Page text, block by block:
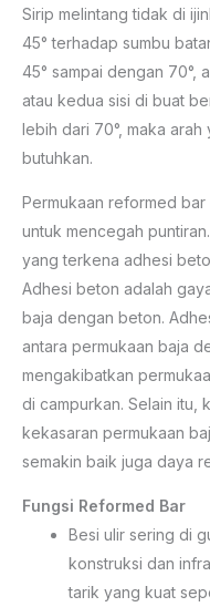
Sirip melintang tidak di
45° terhadap sumbu
45° sampai dengan 70°,
atau kedua sisi di buat
lebih dari 70°, maka
butuhkan.
Permukaan reformed
untuk mencegah
yang terkena adhesi
Adhesi beton adalah
baja dengan beton.
antara permukaan baja
mengakibatkan
di campurkan. Selain itu,
kekasaran permukaan
semakin baik juga daya
Fungsi Reformed Bar
Besi ulir sering di
konstruksi dan
tarik yang kuat